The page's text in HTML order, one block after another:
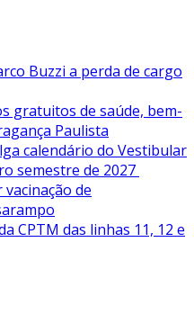
Buzzi a perda de cargo
gratuitos de saúde, bem-
Paulista
calendário do Vestibular
semestre de 2027
de
CPTM das linhas 11, 12 e